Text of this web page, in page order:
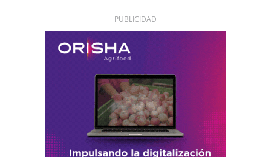
PUBLICIDAD